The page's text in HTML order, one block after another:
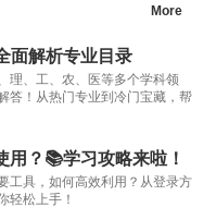
More
面解析专业目录
理、工、农、医等多个学科领
答！从热门专业到冷门宝藏，帮
？📚学习攻略来啦！
工具，如何高效利用？从登录方
轻松上手！